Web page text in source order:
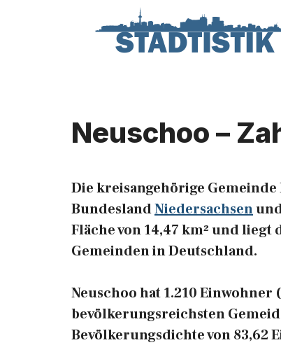
Neuschoo –
Die kreisangehörige
BundeslandNiedersachsen
Fläche von 14,47 km² und
Gemeinden in Deutschland.
Neuschoo hat 1.210 Einwohner
bevölkerungsreichsten
Bevölkerungsdichte von 83,62